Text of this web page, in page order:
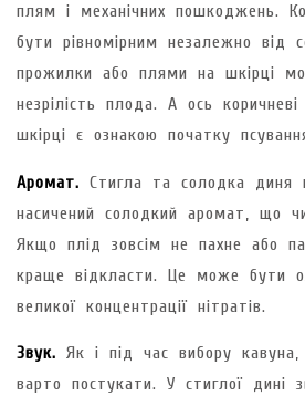
плям і механічних пошкоджень.
бути рівномірним незалежно від
прожилки або плями на шкірці
незрілість плода. А ось коричневі
шкірці є ознакою початку
Аромат. Стигла та солодка диня
насичений солодкий аромат, що
Якщо плід зовсім не пахне або
краще відкласти. Це може бути
великої концентрації нітратів.
Звук. Як і під час вибору
варто постукати. У стиглої дині